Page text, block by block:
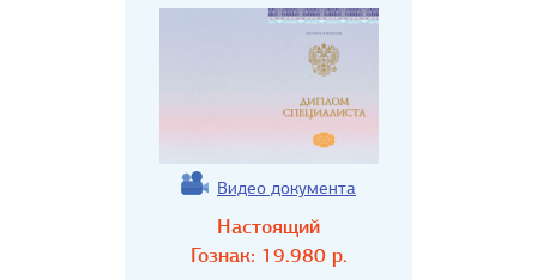
Видео документа
Настоящий
Гознак: 19.980р.